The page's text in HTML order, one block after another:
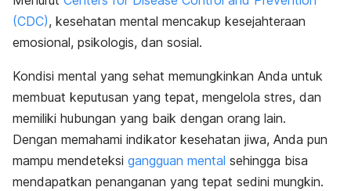
(CDC), kesehatan mental mencakup kesejahteraan
emosional, psikologis, dan sosial.
Kondisi mental yang sehat memungkinkan Anda untuk
membuat keputusan yang tepat, mengelola stres, dan
memiliki hubungan yang baik dengan orang lain.
Dengan memahami indikator kesehatan jiwa, Anda pun
mampu mendeteksi gangguan mental sehingga bisa
mendapatkan penanganan yang tepat sedini mungkin.